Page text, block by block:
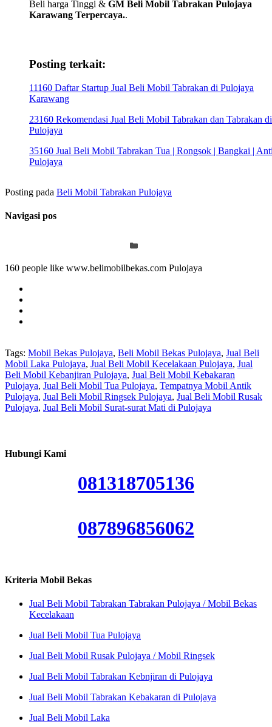
Beli harga Tinggi & GM Beli Mobil Tabrakan Pulojaya
Karawang Terpercaya..
Posting terkait:
11160 Daftar Startup Jual Beli Mobil Tabrakan di Pulojaya
Karawang
23160 Rekomendasi Jual Beli Mobil Tabrakan dan Tabrakan di
Pulojaya
35160 Jual Beli Mobil Tabrakan Tua | Rongsok | Bangkai |
Pulojaya
Posting pada Beli Mobil Tabrakan Pulojaya
Navigasi pos
160 people like www.belimobilbekas.com Pulojaya
Tags: Mobil Bekas Pulojaya, Beli Mobil Bekas Pulojaya, Jual Beli
Mobil Laka Pulojaya, Jual Beli Mobil Kecelakaan Pulojaya, Jual
Beli Mobil Kebanjiran Pulojaya, Jual Beli Mobil Kebakaran
Pulojaya, Jual Beli Mobil Tua Pulojaya, Tempatnya Mobil Antik
Pulojaya, Jual Beli Mobil Ringsek Pulojaya, Jual Beli Mobil Rusak
Pulojaya, Jual Beli Mobil Surat-surat Mati di Pulojaya
Hubungi Kami
081318705136
087896856062
Kriteria Mobil Bekas
Jual Beli Mobil Tabrakan Tabrakan Pulojaya / Mobil Bekas
Kecelakaan
Jual Beli Mobil Tua Pulojaya
Jual Beli Mobil Rusak Pulojaya / Mobil Ringsek
Jual Beli Mobil Tabrakan Kebnjiran di Pulojaya
Jual Beli Mobil Tabrakan Kebakaran di Pulojaya
Jual Beli Mobil Laka